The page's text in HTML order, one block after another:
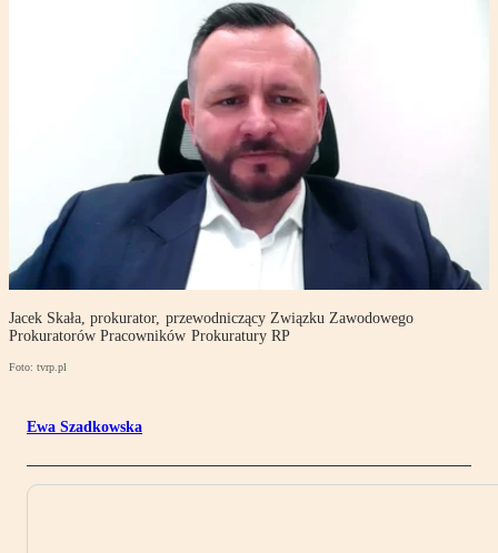
Jacek Skała, prokurator, przewodniczący Związku Zawodowego
Prokuratorów Pracowników Prokuratury RP
Foto: tvrp.pl
Ewa Szadkowska